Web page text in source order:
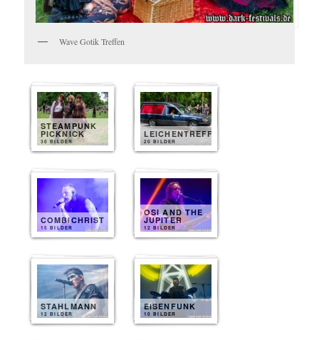
Wave Gotik Treffen
STEAMPUNK
PICKNICK
30 BILDER
LEICHENTREFF
20 BILDER
COMBICHRIST
15 BILDER
OSI AND THE
JUPITER
12 BILDER
STAHLMANN
12 BILDER
EISENFUNK
10 BILDER